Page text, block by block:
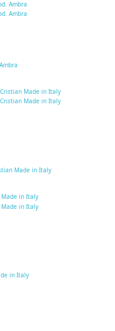
Made in Italy
in Italy